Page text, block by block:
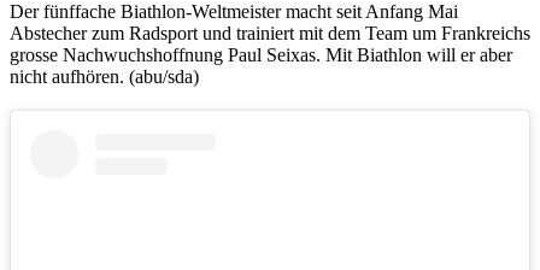
Der fünffache Biathlon-Weltmeister macht seit Anfang Mai
Abstecher zum Radsport und trainiert mit dem Team um Frankreichs
grosse Nachwuchshoffnung Paul Seixas. Mit Biathlon will er aber
nicht aufhören. (abu/sda)